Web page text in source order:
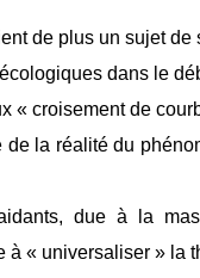
de plus un sujet de
dans le
« croisement de
de la réalité du
due à la
à « universaliser » la